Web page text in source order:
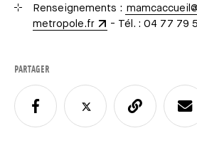
Renseignements :
metropole.fr
- Tél. : 04 77 79
PARTAGER